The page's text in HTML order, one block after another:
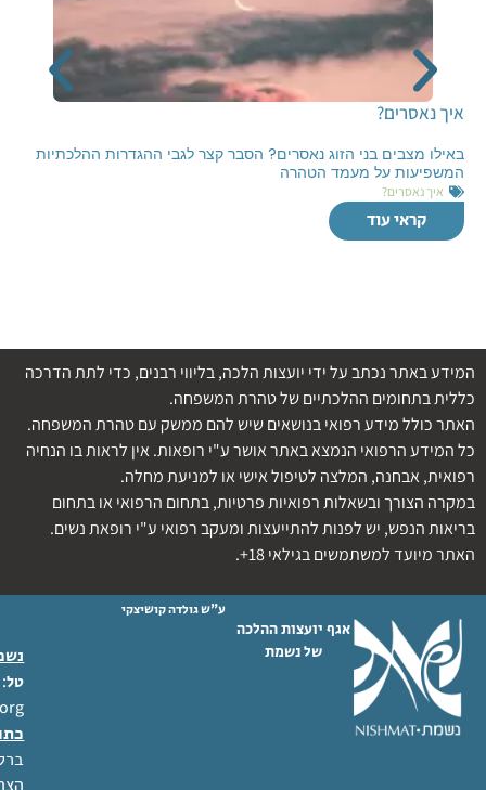
איך נאסרים?
באילו מצבים בני הזוג נאסרים? הסבר קצר לגבי ההגדרות ההלכתיות
המשפיעות על מעמד הטהרה
איך נאסרים?
קראי עוד
המידע באתר נכתב על ידי יועצות הלכה, בליווי רבנים, כדי לתת הדרכה
כללית בתחומים ההלכתיים של טהרת המשפחה.
האתר כולל מידע רפואי בנושאים שיש להם ממשק עם טהרת המשפחה.
כל המידע הרפואי הנמצא באתר אושר ע"י רופאות. אין לראות בו הנחיה
רפואית, אבחנה, המלצה לטיפול אישי או למניעת מחלה.
במקרה הצורך ובשאלות רפואיות פרטיות, בתחום הרפואי או בתחום
בריאות הנפש, יש לפנות להתייעצות ומעקב רפואי ע"י רופאת נשים.
האתר מיועד למשתמשים בגילאי 18+.
אגף יועצות ההלכה
של נשמת
ע"ש גולדה קושיצקי
טל: 02-6404333
ברל